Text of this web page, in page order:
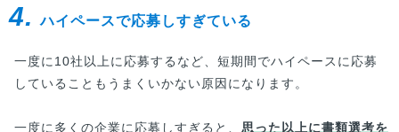
4. ハイペースで応募しすぎている
一度に10社以上に応募するなど、短期間でハイペースに応募
していることもうまくいかない原因になります。
一度に多くの企業に応募しすぎると、 思った以上に書類選考を